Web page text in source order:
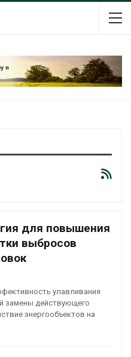
для повышения
выбросов
улавливания
замены действующего
энергообъектов на